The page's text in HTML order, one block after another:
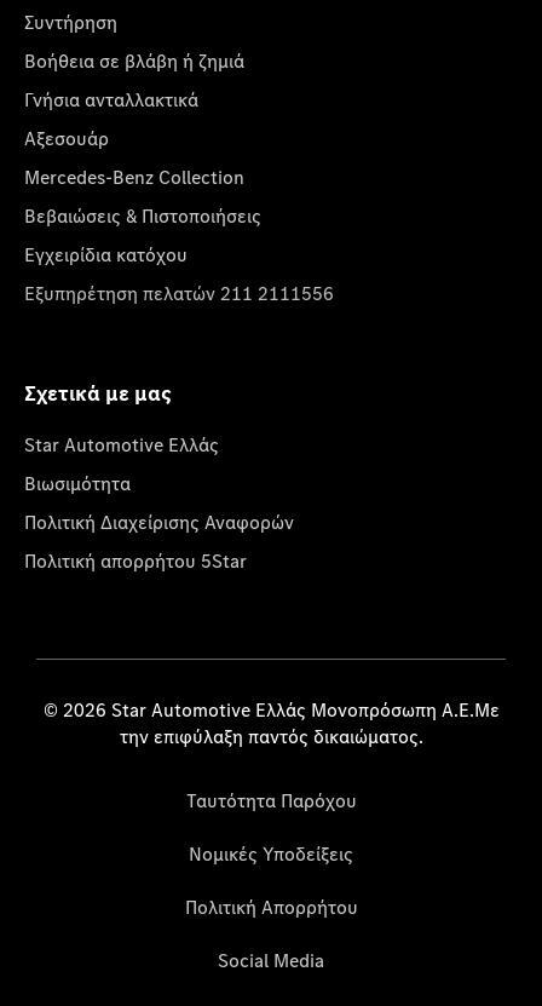
Συντήρηση
Βοήθεια σε βλάβη ή ζημιά
Γνήσια ανταλλακτικά
Αξεσουάρ
Mercedes-Benz Collection
Βεβαιώσεις & Πιστοποιήσεις
Εγχειρίδια κατόχου
Εξυπηρέτηση πελατών 211 2111556
Σχετικά με μας
Star Automotive Ελλάς
Βιωσιμότητα
Πολιτική Διαχείρισης Αναφορών
Πολιτική απορρήτου 5Star
© 2026 Star Automotive Ελλάς Μονοπρόσωπη Α.Ε.Με
την επιφύλαξη παντός δικαιώματος.
Ταυτότητα Παρόχου
Νομικές Υποδείξεις
Πολιτική Απορρήτου
Social Media